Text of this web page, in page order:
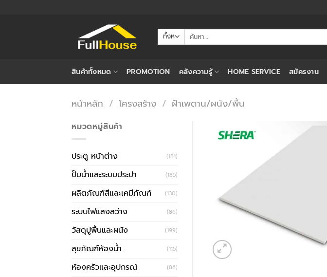
ค้นหา:
สินค้าทั้งหมด PROMOTION คลังความรู้ HOME SERVICE สมัครงาน
หน้าหลัก / โครงสร้าง / ฝ้าเพดาน/ผนัง/พื้น
หมวดหมู่สินค้า
ประตู หน้าต่าง (181)
ปั้มน้ำและระบบประปา (185)
ผลิตภัณฑ์สีและเคมีภัณฑ์ (130)
ระบบไฟแสงสว่าง (86)
วัสดุปูพื้นและผนัง (199)
สุขภัณฑ์ห้องน้ำ (115)
ห้องครัวและอุปกรณ์ (86)